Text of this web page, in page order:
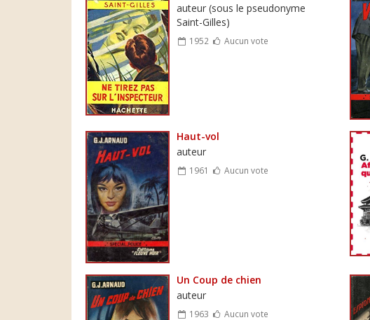
auteur (sous le pseudonyme
Saint-Gilles)
1952 Aucun vote
Haut-vol
auteur
1961 Aucun vote
Un Coup de chien
auteur
1963 Aucun vote